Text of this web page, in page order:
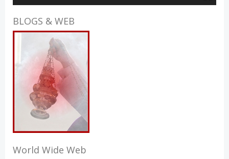
BLOGS & WEB
World Wide Web